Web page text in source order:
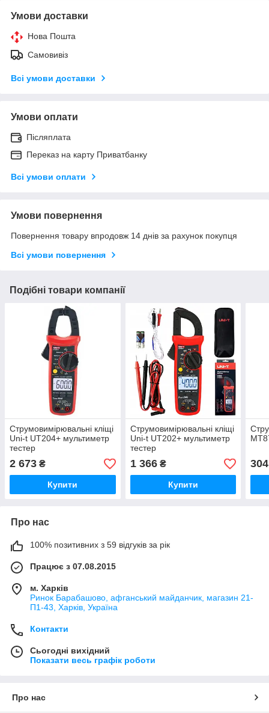
Умови доставки
Нова Пошта
Самовивіз
Всі умови доставки
Умови оплати
Післяплата
Переказ на карту Приватбанку
Всі умови оплати
Умови повернення
Повернення товару впродовж 14 днів за рахунок покупця
Всі умови повернення
Подібні товари компанії
Струмовимірювальні кліщі
Uni-t UT204+ мультиметр
тестер
2 673 ₴
Купити
Струмовимірювальні кліщі
Uni-t UT202+ мультиметр
тестер
1 366₴
Купити
304
Про нас
100% позитивних з 59 відгуків за рік
Працює з 07.08.2015
м. Харків
Ринок Барабашово, афганський майданчик, магазин 21-
П1-43, Харків, Україна
Контакти
Сьогодні вихідний
Показати весь графік роботи
Про нас